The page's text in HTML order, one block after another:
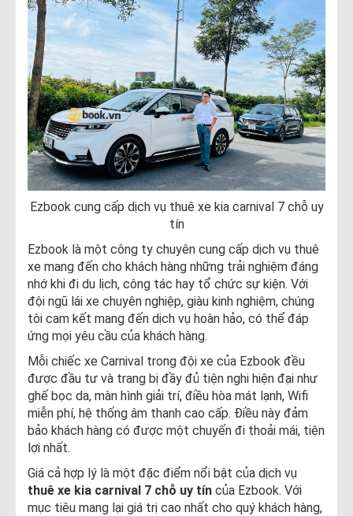
Ezbook cung cấp dịch vụ thuê xe kia carnival 7 chỗ uy
tín
Ezbook là một công ty chuyên cung cấp dịch vụ thuê
xe mang đến cho khách hàng những trải nghiệm đáng
nhớ khi đi du lịch, công tác hay tổ chức sự kiện. Với
đội ngũ lái xe chuyên nghiệp, giàu kinh nghiệm, chúng
tôi cam kết mang đến dịch vụ hoàn hảo, có thể đáp
ứng mọi yêu cầu của khách hàng.
Mỗi chiếc xe Carnival trong đội xe của Ezbook đều
được đầu tư và trang bị đầy đủ tiện nghi hiện đại như
ghế bọc da, màn hình giải trí, điều hòa mát lạnh, Wifi
miễn phí, hệ thống âm thanh cao cấp. Điều này đảm
bảo khách hàng có được một chuyến đi thoải mái, tiện
lợi nhất.
Giá cả hợp lý là một đặc điểm nổi bật của dịch vụ
thuê xe kia carnival 7 chỗ uy tín của Ezbook. Với
mục tiêu mang lại giá trị cao nhất cho quý khách hàng,